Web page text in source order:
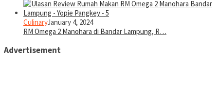
CulinaryJanuary 4, 2024
RM Omega 2 Manohara di Bandar Lampung, R…
Advertisement